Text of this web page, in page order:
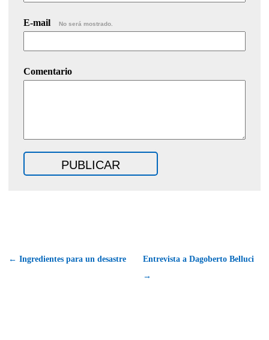
E-mail No será mostrado.
Comentario
← Ingredientes para un desastre
Entrevista a Dagoberto Belluci
→